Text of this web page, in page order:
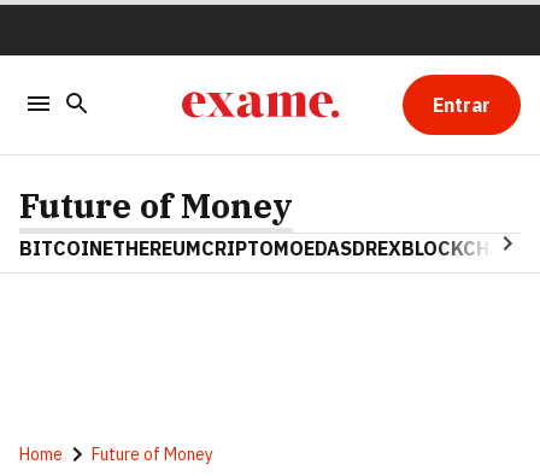
Entrar
Future of Money
BITCOINETHEREUMCRIPTOMOEDASDREXBLOCKCHAIN
Home Future of Money